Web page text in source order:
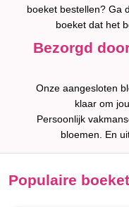
boeket bestellen? Ga
boeket dat het
Bezorgd
Onze aangesloten
klaar om
Persoonlijk
bloemen. En
Populaire